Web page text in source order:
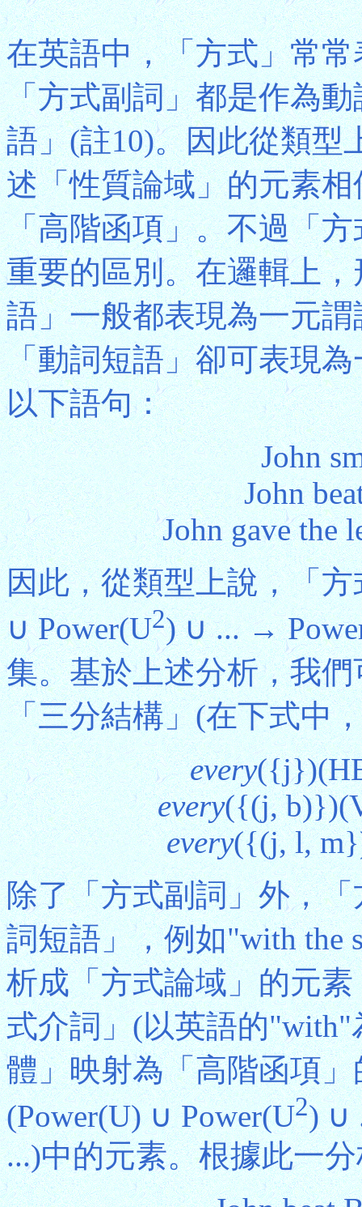
在英語中，「方式」常
「方式副詞」都是作為
語」(註10)。因此從類型
述「性質論域」的元素
「高階函項」。不過「
重要的區別。在邏輯上
語」一般都表現為一元
「動詞短語」卻可表現
以下語句：
John
John
John gave the
因此，從類型上說，「
∪ Power(U2) ∪ ... →
集。基於上述分析，我
「三分結構」(在下式中
every
every({(j,
every({(j, l,
除了「方式副詞」外，
詞短語」，例如"with the
析成「方式論域」的元
式介詞」(以英語的
體」映射為「高階函項
(Power(U) ∪ Power(U2) ∪
...)中的元素。根據此一